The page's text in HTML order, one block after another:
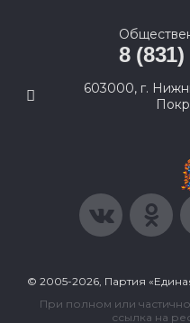
8
603000, г.
© 2005-2026, Партия
При полном или
ссылка на